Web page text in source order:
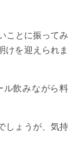
ことに振ってみ
けを迎えられま
ル飲みながら料
しょうが、気持